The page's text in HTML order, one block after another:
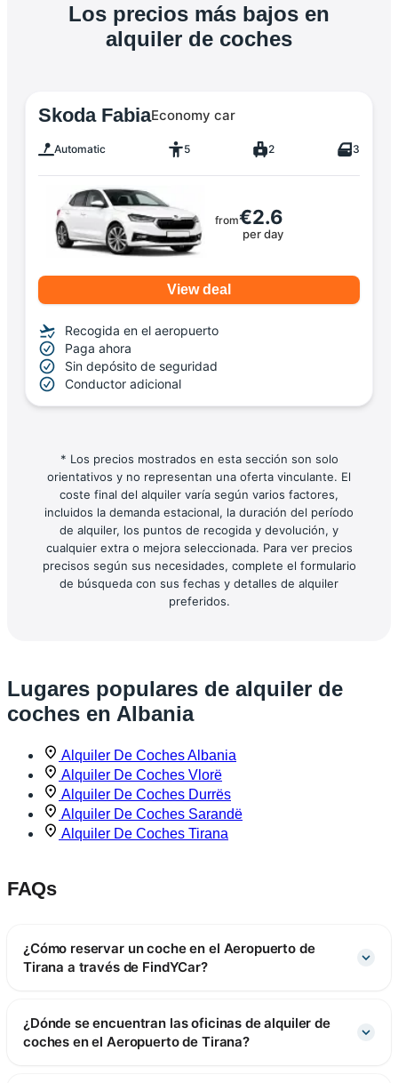
Los precios más bajos en
alquiler de coches
Skoda FabiaEconomy car
Automatic 5 2 3
from€2.6
per day
View deal
Recogida en el aeropuerto
Paga ahora
Sin depósito de seguridad
Conductor adicional
* Los precios mostrados en esta sección son solo
orientativos y no representan una oferta vinculante. El
coste final del alquiler varía según varios factores,
incluidos la demanda estacional, la duración del período
de alquiler, los puntos de recogida y devolución, y
cualquier extra o mejora seleccionada. Para ver precios
precisos según sus necesidades, complete el formulario
de búsqueda con sus fechas y detalles de alquiler
preferidos.
Lugares populares de alquiler de
coches en Albania
Alquiler De Coches Albania
Alquiler De Coches Vlorë
Alquiler De Coches Durrës
Alquiler De Coches Sarandë
Alquiler De Coches Tirana
FAQs
¿Cómo reservar un coche en el Aeropuerto de
Tirana a través de FindYCar?
¿Dónde se encuentran las oficinas de alquiler de
coches en el Aeropuerto de Tirana?